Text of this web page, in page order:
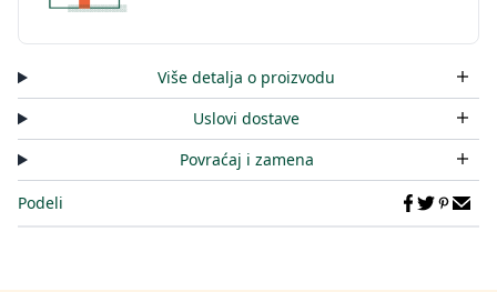
Više detalja o proizvodu
Uslovi dostave
Povraćaj i zamena
Podeli